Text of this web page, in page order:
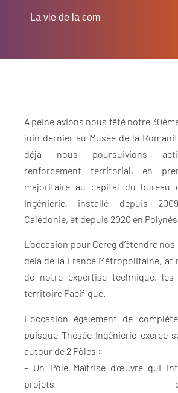
La vie de la com
À peine avions nous fêté notre
juin dernier au Musée de la
déjà nous poursuivions
renforcement territorial, en
majoritaire au capital du bureau
Ingénierie, installé depuis
Calédonie, et depuis 2020 en
L’occasion pour Cereg d’étendre
delà de la France Métropolitaine,
de notre expertise technique,
territoire Pacifique.
L’occasion également de
puisque Thésée Ingénierie exerce
autour de 2 Pôles :
– Un Pôle Maîtrise d’œuvre qui
projets